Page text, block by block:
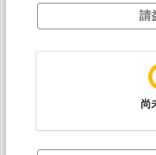
請
尚